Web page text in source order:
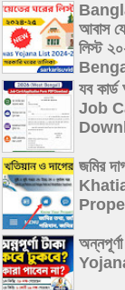
আবাস
লিস্ট
যব
Job
জমির